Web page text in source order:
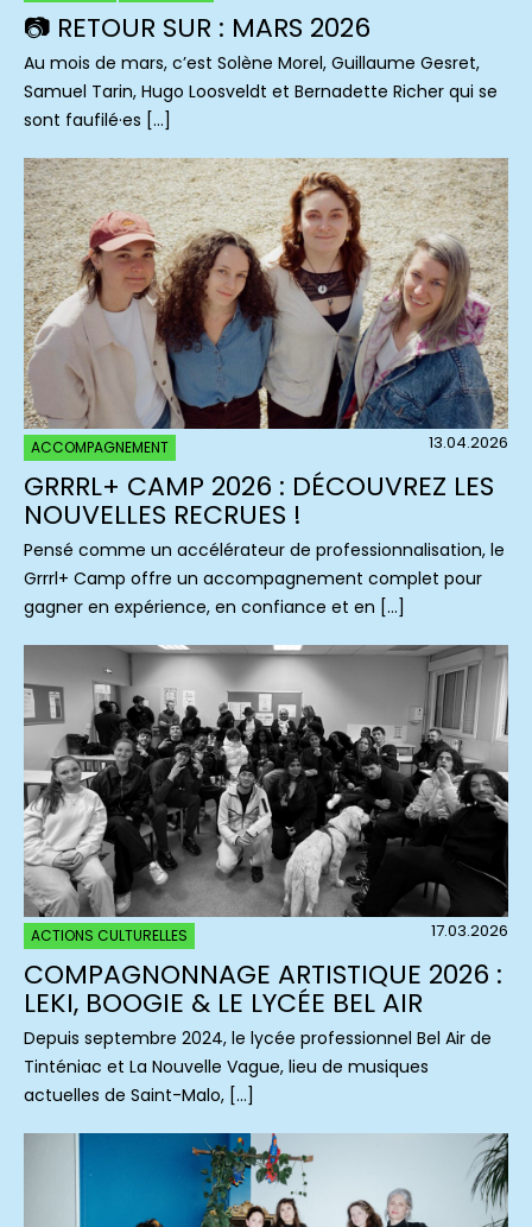
📷 RETOUR SUR : MARS 2026
Au mois de mars, c’est Solène Morel, Guillaume Gesret,
Samuel Tarin, Hugo Loosveldt et Bernadette Richer qui se
sont faufilé·es […]
ACCOMPAGNEMENT 13.04.2026
GRRRL+ CAMP 2026 : DÉCOUVREZ LES
NOUVELLES RECRUES !
Pensé comme un accélérateur de professionnalisation, le
Grrrl+ Camp offre un accompagnement complet pour
gagner en expérience, en confiance et en […]
ACTIONS CULTURELLES 17.03.2026
COMPAGNONNAGE ARTISTIQUE 2026 :
LEKI, BOOGIE & LE LYCÉE BEL AIR
Depuis septembre 2024, le lycée professionnel Bel Air de
Tinténiac et La Nouvelle Vague, lieu de musiques
actuelles de Saint-Malo, […]